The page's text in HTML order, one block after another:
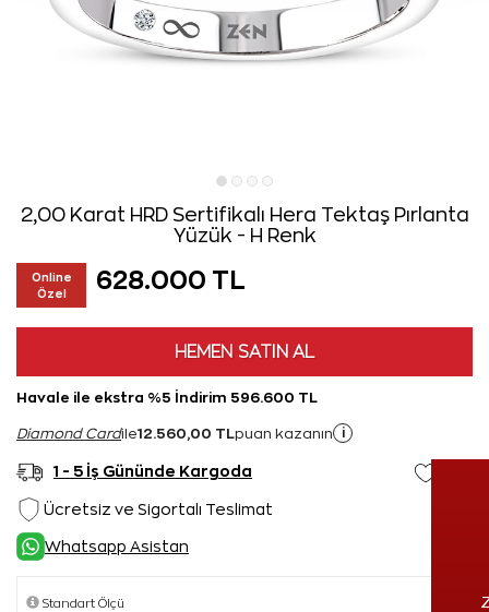
2,00 Karat HRD Sertifikalı Hera Tektaş Pırlanta
Yüzük - H Renk
Online
Özel
628.000 TL
HEMEN SATIN AL
Havale ile ekstra %5 İndirim 596.600 TL
Diamond Cardile12.560,00 TL puan kazanın i
1 - 5 İş Gününde Kargoda
Ücretsiz ve Sigortalı Teslimat
Whatsapp Asistan